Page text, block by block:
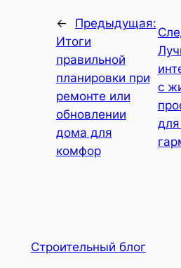
←
Предыдущая:
Итоги
правильной
планировки при
ремонте или
обновлении
дома для
комфор
с
Строительный блог